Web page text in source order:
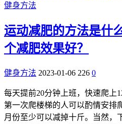
健身方法
运动减肥的方法是什
个减肥效果好？
健身方法 2023-01-06 226 0
每天提前20分钟上班，快速爬上
第一次爬楼梯的人可以酌情安排
月份至少可以减掉十斤。当然，